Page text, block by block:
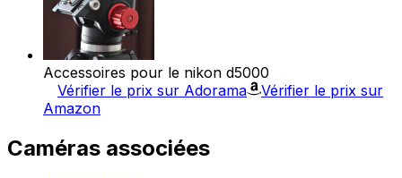
Accessoires pour le nikon d5000
Vérifier le prix sur Adorama
Vérifier le prix sur
Amazon
Caméras associées